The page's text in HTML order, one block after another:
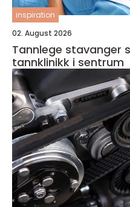
inspiration
02. August 2026
Tannlege stavanger slik finner du riktig
tannklinikk i sentrum